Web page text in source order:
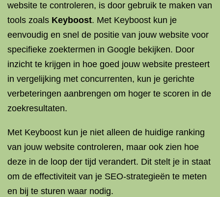
website te controleren, is door gebruik te maken van
tools zoals Keyboost. Met Keyboost kun je
eenvoudig en snel de positie van jouw website voor
specifieke zoektermen in Google bekijken. Door
inzicht te krijgen in hoe goed jouw website presteert
in vergelijking met concurrenten, kun je gerichte
verbeteringen aanbrengen om hoger te scoren in de
zoekresultaten.
Met Keyboost kun je niet alleen de huidige ranking
van jouw website controleren, maar ook zien hoe
deze in de loop der tijd verandert. Dit stelt je in staat
om de effectiviteit van je SEO-strategieën te meten
en bij te sturen waar nodig.